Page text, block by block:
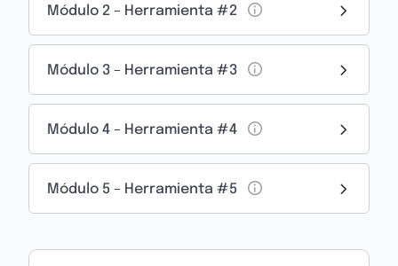
emocional y transformar errores en
El curso ofrece un enfoque accesible y
fundamentado que combina teoría y
buscando una guía para crecer
emocionalmente y alcanzar tus metas, este
programa es una oportunidad para construir
Módulo 2 – Herramienta #2
Módulo 3 – Herramienta #3
Módulo 4 – Herramienta #4
Módulo 5 – Herramienta #5